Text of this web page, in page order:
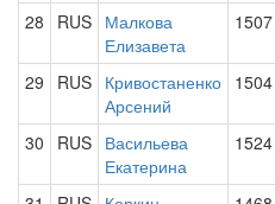
28 RUS Малкова
Елизавета
1507
29 RUS Кривостаненко
Арсений
1504
30 RUS Васильева
Екатерина
1524